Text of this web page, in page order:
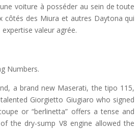
voiture à posséder au sein de toute
côtés des Miura et autres Daytona qui
valeur agrée.
Numbers.
a brand new Maserati, the tipo 115,
Giorgietto Giugiaro who signed
or “berlinetta” offers a tense and
the dry-sump V8 engine allowed the